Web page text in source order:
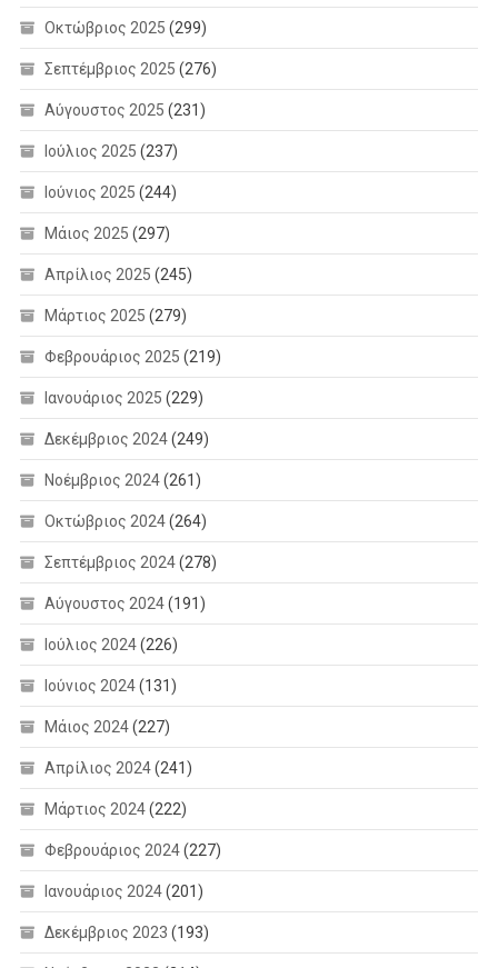
Οκτώβριος 2025 (299)
Σεπτέμβριος 2025 (276)
Αύγουστος 2025 (231)
Ιούλιος 2025 (237)
Ιούνιος 2025 (244)
Μάιος 2025 (297)
Απρίλιος 2025 (245)
Μάρτιος 2025 (279)
Φεβρουάριος 2025 (219)
Ιανουάριος 2025 (229)
Δεκέμβριος 2024(249)
Νοέμβριος 2024(261)
Οκτώβριος 2024(264)
Σεπτέμβριος 2024(278)
Αύγουστος 2024(191)
Ιούλιος 2024(226)
Ιούνιος 2024(131)
Μάιος 2024(227)
Απρίλιος 2024(241)
Μάρτιος 2024(222)
Φεβρουάριος 2024(227)
Ιανουάριος 2024(201)
Δεκέμβριος 2023 (193)